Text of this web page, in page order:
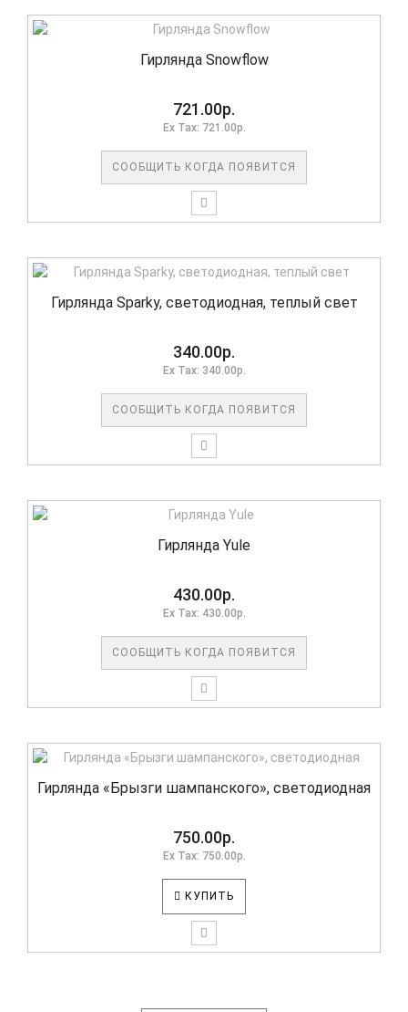
Гирлянда Snowflow
721.00р.
Ex Tax: 721.00р.
СООБЩИТЬ КОГДА ПОЯВИТСЯ
Гирлянда Sparky, светодиодная, теплый свет
340.00р.
Ex Tax: 340.00р.
СООБЩИТЬ КОГДА ПОЯВИТСЯ
Гирлянда Yule
430.00р.
Ex Tax: 430.00р.
СООБЩИТЬ КОГДА ПОЯВИТСЯ
Гирлянда «Брызги шампанского», светодиодная
750.00р.
Ex Tax: 750.00р.
КУПИТЬ